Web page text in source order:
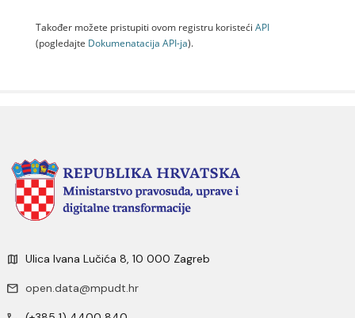
Također možete pristupiti ovom registru koristeći API
(pogledajte Dokumenаtаcijа API-jа).